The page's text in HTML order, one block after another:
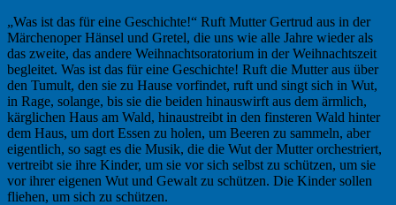
„Was ist das für eine Geschichte!“ Ruft Mutter Gertrud aus in der
Märchenoper Hänsel und Gretel, die uns wie alle Jahre wieder als
das zweite, das andere Weihnachtsoratorium in der Weihnachtszeit
begleitet. Was ist das für eine Geschichte! Ruft die Mutter aus über
den Tumult, den sie zu Hause vorfindet, ruft und singt sich in Wut,
in Rage, solange, bis sie die beiden hinauswirft aus dem ärmlich,
kärglichen Haus am Wald, hinaustreibt in den finsteren Wald hinter
dem Haus, um dort Essen zu holen, um Beeren zu sammeln, aber
eigentlich, so sagt es die Musik, die die Wut der Mutter orchestriert,
vertreibt sie ihre Kinder, um sie vor sich selbst zu schützen, um sie
vor ihrer eigenen Wut und Gewalt zu schützen. Die Kinder sollen
fliehen, um sich zu schützen.